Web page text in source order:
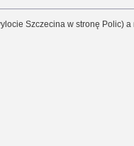
Szczecina w stronę Polic)